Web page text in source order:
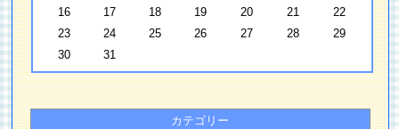
16
17 18 19 20 21
22
23
24 25 26 27 28
29
30
31
カテゴリー